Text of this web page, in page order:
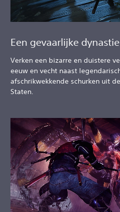
Een gevaarlijke dynastie
Verken een bizarre en duistere
eeuw en vecht naast
afschrikwekkende schurken uit
Staten.